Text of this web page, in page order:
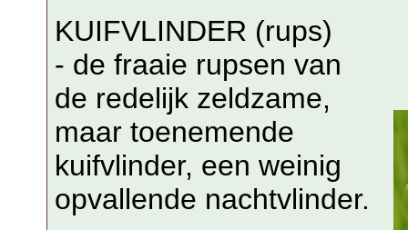
KUIFVLINDER (rups)
- de fraaie rupsen van
de redelijk zeldzame,
maar toenemende
kuifvlinder, een weinig
opvallende nachtvlinder.